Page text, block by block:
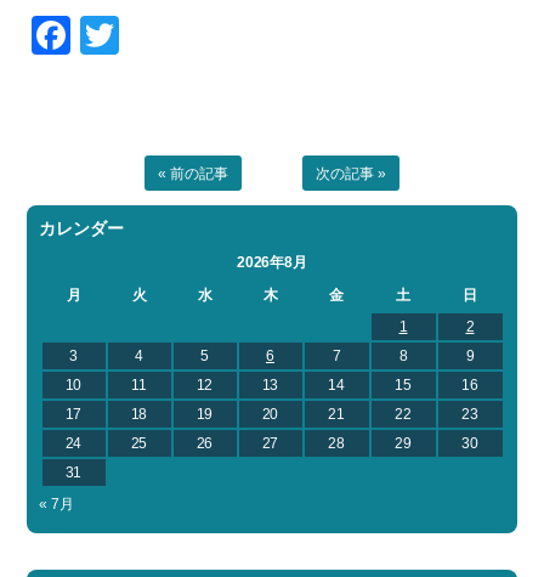
Facebook
« 前の記事 次の記事 »
カレンダー
2026年8月
月
火 水 木 金 土
日
1
2
3
4 5 6 7 8
9
10
11 12 13 14 15
16
17
18 19 20 21 22
23
24
25 26 27 28 29
30
31
« 7月